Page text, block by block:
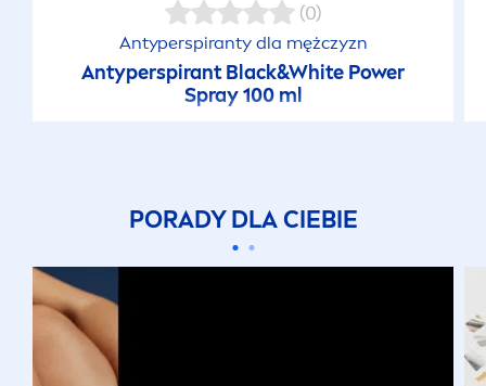
(0)
Antyperspiranty dla mężczyzn
AntyperspirantBlack&White Power
Spray 100 ml
PORADY DLA CIEBIE